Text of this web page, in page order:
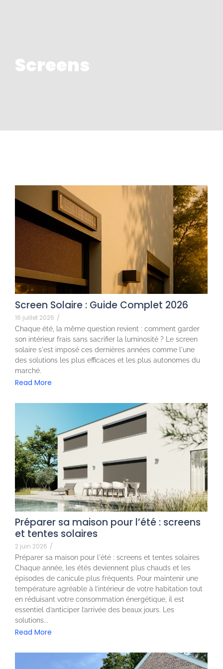
Screens
Screen Solaire : Guide Complet 2026
16 juillet 2026 /
Chaque été, la même question revient : comment garder
son intérieur frais sans sacrifier la luminosité ? Le screen
solaire s'est imposé ces dernières années comme l'une
des solutions les plus efficaces et les plus autonomes du
marché.
Read More
Préparer sa maison pour l’été : screens
et tentes solaires
2 juin 2026 /
Préparer sa maison pour l'été : screens et tentes solaires
Chaque année, les étés deviennent plus chauds et les
épisodes de canicule plus fréquents. Pour maintenir une
température agréable à l’intérieur de votre habitation tout
en réduisant votre consommation énergétique, il est
essentiel d’anticiper l’arrivée des beaux jours. Les
solutions...
Read More